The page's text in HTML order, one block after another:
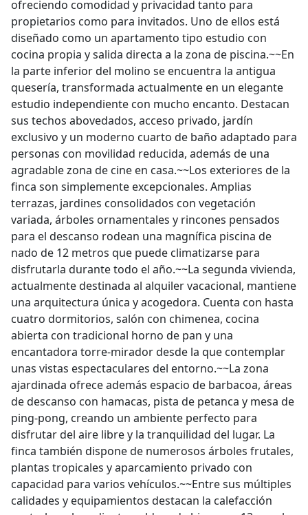
ofreciendo comodidad y privacidad tanto para
propietarios como para invitados. Uno de ellos está
diseñado como un apartamento tipo estudio con
cocina propia y salida directa a la zona de piscina.~~En
la parte inferior del molino se encuentra la antigua
quesería, transformada actualmente en un elegante
estudio independiente con mucho encanto. Destacan
sus techos abovedados, acceso privado, jardín
exclusivo y un moderno cuarto de baño adaptado para
personas con movilidad reducida, además de una
agradable zona de cine en casa.~~Los exteriores de la
finca son simplemente excepcionales. Amplias
terrazas, jardines consolidados con vegetación
variada, árboles ornamentales y rincones pensados
para el descanso rodean una magnífica piscina de
nado de 12 metros que puede climatizarse para
disfrutarla durante todo el año.~~La segunda vivienda,
actualmente destinada al alquiler vacacional, mantiene
una arquitectura única y acogedora. Cuenta con hasta
cuatro dormitorios, salón con chimenea, cocina
abierta con tradicional horno de pan y una
encantadora torre-mirador desde la que contemplar
unas vistas espectaculares del entorno.~~La zona
ajardinada ofrece además espacio de barbacoa, áreas
de descanso con hamacas, pista de petanca y mesa de
ping-pong, creando un ambiente perfecto para
disfrutar del aire libre y la tranquilidad del lugar. La
finca también dispone de numerosos árboles frutales,
plantas tropicales y aparcamiento privado con
capacidad para varios vehículos.~~Entre sus múltiples
calidades y equipamientos destacan la calefacción